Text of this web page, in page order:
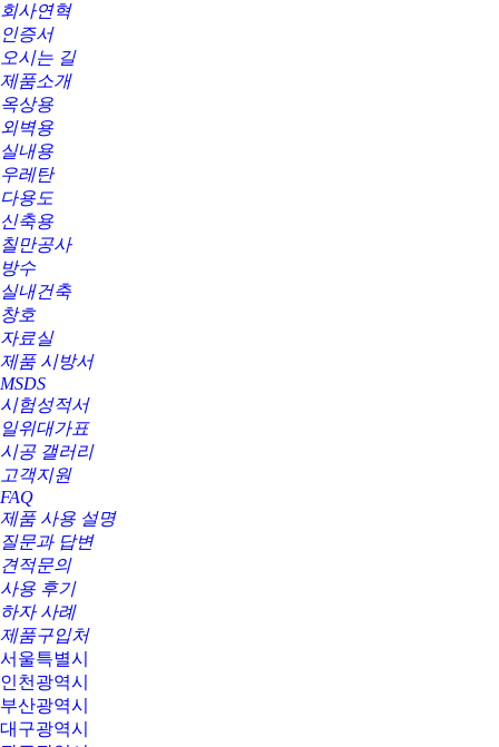
회사연혁
인증서
오시는 길
제품소개
옥상용
외벽용
실내용
우레탄
다용도
신축용
칠만공사
방수
실내건축
창호
자료실
제품 시방서
MSDS
시험성적서
일위대가표
시공 갤러리
고객지원
FAQ
제품 사용 설명
질문과 답변
견적문의
사용 후기
하자 사례
제품구입처
서울특별시
인천광역시
부산광역시
대구광역시